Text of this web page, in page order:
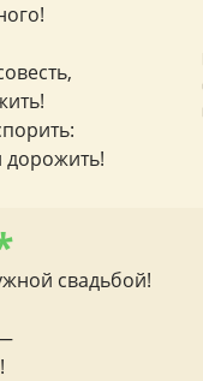
дорожить!
свадьбой!